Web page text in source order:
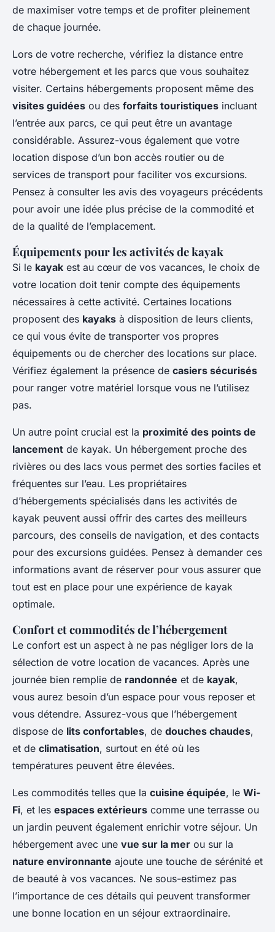
de maximiser votre temps et de profiter pleinement
de chaque journée.
Lors de votre recherche, vérifiez la distance entre
votre hébergement et les parcs que vous souhaitez
visiter. Certains hébergements proposent même des
visites guidées ou des forfaits touristiques incluant
l’entrée aux parcs, ce qui peut être un avantage
considérable. Assurez-vous également que votre
location dispose d’un bon accès routier ou de
services de transport pour faciliter vos excursions.
Pensez à consulter les avis des voyageurs précédents
pour avoir une idée plus précise de la commodité et
de la qualité de l’emplacement.
Équipements pour les activités de kayak
Si le kayak est au cœur de vos vacances, le choix de
votre location doit tenir compte des équipements
nécessaires à cette activité. Certaines locations
proposent des kayaks à disposition de leurs clients,
ce qui vous évite de transporter vos propres
équipements ou de chercher des locations sur place.
Vérifiez également la présence de casiers sécurisés
pour ranger votre matériel lorsque vous ne l’utilisez
pas.
Un autre point crucial est la proximité des points de
lancement de kayak. Un hébergement proche des
rivières ou des lacs vous permet des sorties faciles et
fréquentes sur l’eau. Les propriétaires
d’hébergements spécialisés dans les activités de
kayak peuvent aussi offrir des cartes des meilleurs
parcours, des conseils de navigation, et des contacts
pour des excursions guidées. Pensez à demander ces
informations avant de réserver pour vous assurer que
tout est en place pour une expérience de kayak
optimale.
Confort et commodités de l’hébergement
Le confort est un aspect à ne pas négliger lors de la
sélection de votre location de vacances. Après une
journée bien remplie de randonnée et de kayak,
vous aurez besoin d’un espace pour vous reposer et
vous détendre. Assurez-vous que l’hébergement
dispose de lits confortables, de douches chaudes,
et de climatisation, surtout en été où les
températures peuvent être élevées.
Les commodités telles que la cuisine équipée, le Wi-
Fi, et les espaces extérieurs comme une terrasse ou
un jardin peuvent également enrichir votre séjour. Un
hébergement avec une vue sur la mer ou sur la
nature environnante ajoute une touche de sérénité et
de beauté à vos vacances. Ne sous-estimez pas
l’importance de ces détails qui peuvent transformer
une bonne location en un séjour extraordinaire.